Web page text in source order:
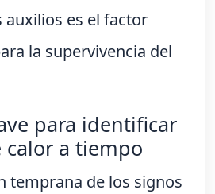
es el factor
la supervivencia del
para identificar
a tiempo
temprana de los signos